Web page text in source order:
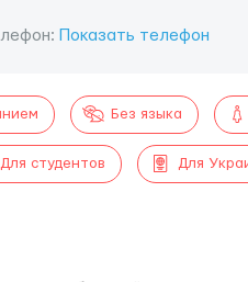
Показать телефон
Без языка
Для студентов Для